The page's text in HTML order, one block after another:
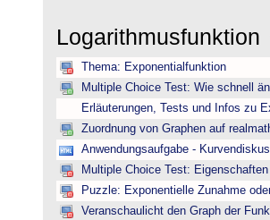
Logarithmusfunktion
Thema: Exponentialfunktion
Multiple Choice Test: Wie schnell
Erläuterungen, Tests und Infos zu
Zuordnung von Graphen auf
Anwendungsaufgabe -
Multiple Choice Test:
Puzzle: Exponentielle Zunahme
Veranschaulicht den Graph der